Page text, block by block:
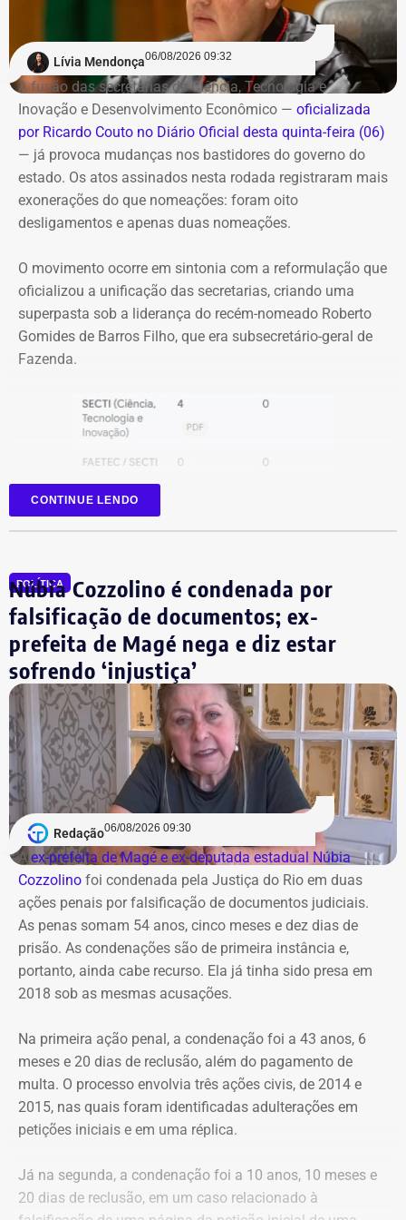
cadastrados poderão utilizar a unidade de Charitas sem
necessidade de um novo cadastro.
Também haverá um aplicativo para consulta da
disponibilidade de vagas e realização de pré-cadastro.
Além da inauguração do bicicletário, a prefeitura prevê
uma reorganização do entorno da estação de Charitas,
com readequação das vagas de estacionamento e
reforço da fiscalização para coibir o estacionamento
Com informações do jornal “O Globo”.
Lívia Mendonça06/08/2026 09:32
A fusão das secretarias de Ciência, Tecnologia e
Inovação e Desenvolvimento Econômico — oficializada
por Ricardo Couto no Diário Oficial desta quinta-feira (06)
— já provoca mudanças nos bastidores do governo do
estado. Os atos assinados nesta rodada registraram mais
exonerações do que nomeações: foram oito
desligamentos e apenas duas nomeações.
O movimento ocorre em sintonia com a reformulação que
oficializou a unificação das secretarias, criando uma
superpasta sob a liderança do recém-nomeado Roberto
Gomides de Barros Filho, que era subsecretário-geral de
Fazenda.
Cortes na Ciência e Tecnologia
atingiram a cúpula da antiga Ciência e Tecnologia,
mostrando um verdadeiro “desmonte” da estrutura
CONTINUE LENDO
POLÍTICA
Núbia Cozzolino é condenada por
falsificação de documentos; ex-
prefeita de Magé nega e diz estar
sofrendo ‘injustiça’
Redação06/08/2026 09:30
Aex-prefeita de Magé e ex-deputada estadual Núbia
Cozzolino foi condenada pela Justiça do Rio em duas
ações penais por falsificação de documentos judiciais.
As penas somam 54 anos, cinco meses e dez dias de
prisão. As condenações são de primeira instância e,
portanto, ainda cabe recurso. Ela já tinha sido presa em
2018 sob as mesmas acusações.
Na primeira ação penal, a condenação foi a 43 anos, 6
meses e 20 dias de reclusão, além do pagamento de
multa. O processo envolvia três ações civis, de 2014 e
2015, nas quais foram identificadas adulterações em
petições iniciais e em uma réplica.
Já na segunda, a condenação foi a 10 anos, 10 meses e
20 dias de reclusão, em um caso relacionado à